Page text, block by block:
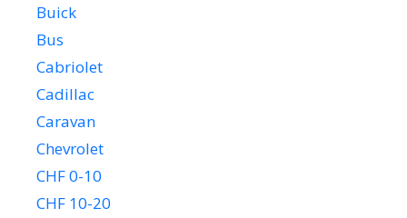
Buick
Bus
Cabriolet
Cadillac
Caravan
Chevrolet
CHF 0-10
CHF 10-20